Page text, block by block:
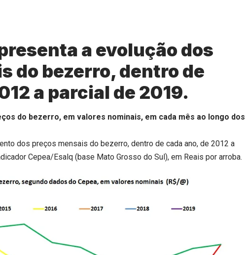
a evolução dos
do bezerro, dentro de
a parcial de 2019.
do bezerro, em valores nominais, em cada mês ao longo dos
dos preços mensais do bezerro, dentro de cada ano, de 2012 a
Cepea/Esalq (base Mato Grosso do Sul), em Reais por arroba.